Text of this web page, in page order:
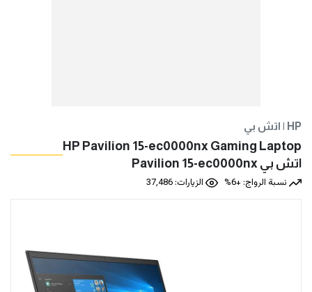
اتش بي | HP
HP Pavilion 15-ec0000nx Gaming Laptop
اتش بي Pavilion 15-ec0000nx
نسبة الرواج: +6%
الزيارات: 37,486